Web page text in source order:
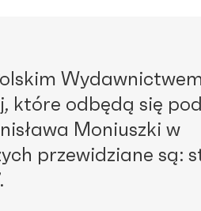
Wydawnictwem
odbędą się
Moniuszki w
przewidziane są: